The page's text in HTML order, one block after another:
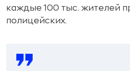
каждые 100 тыс. жителей
полицейских.